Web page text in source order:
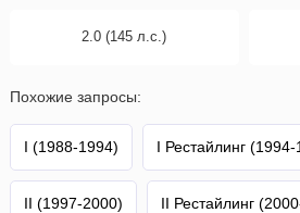
2.0 (145 л.с.)
Похожие запросы:
I (1988-1994) I Рестайлинг (1994-
II (1997-2000) II Рестайлинг